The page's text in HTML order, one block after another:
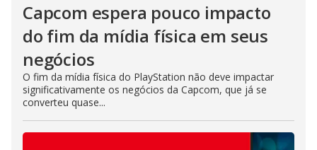
Capcom espera pouco impacto
do fim da mídia física em seus
negócios
O fim da mídia física do PlayStation não deve impactar
significativamente os negócios da Capcom, que já se
converteu quase...